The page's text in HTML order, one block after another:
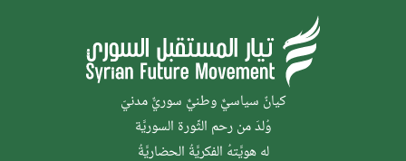
كيانٌ سياسيٌّ وطنيٌّ سوريٌّ مدنيّ
وُلدَ من رحم الثَّورة السوريَّة
له هويَّتهُ الفكريَّةُ الحضاريَّةُ